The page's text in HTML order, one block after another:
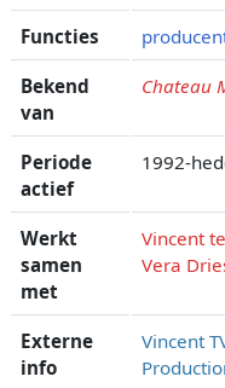
Functies
Bekend
van
Chateau
Periode
actief
1992-
Werkt
samen
met
Vincent
Vera
Externe
info
Vincent